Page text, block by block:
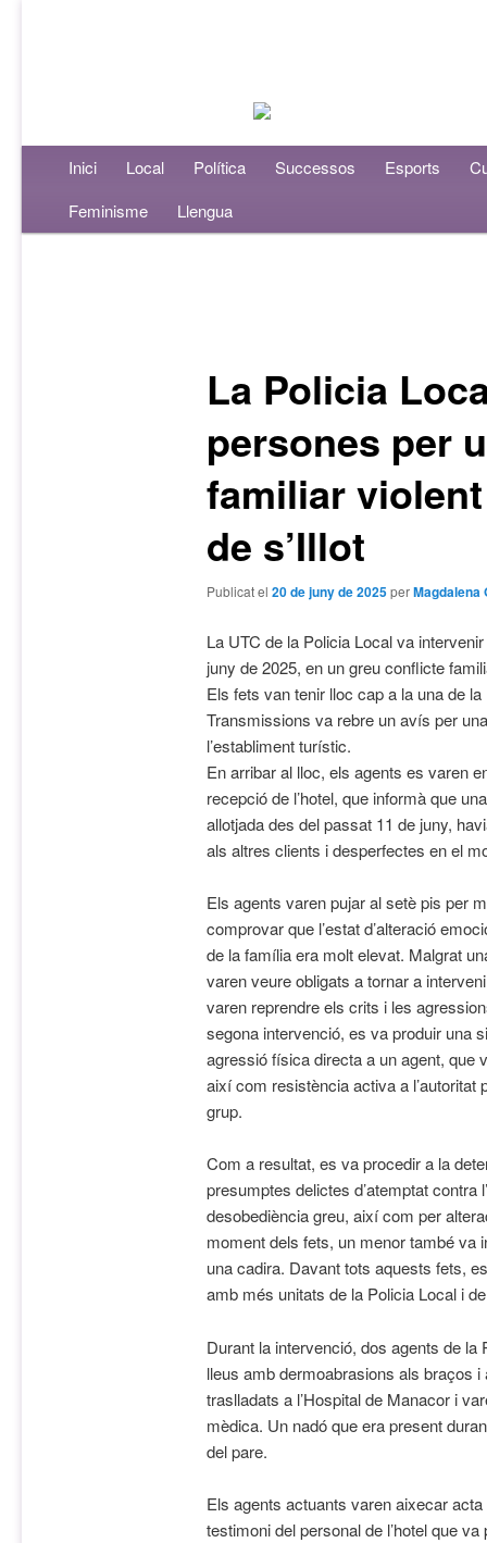
Menú principalAneu al contingut principal
Aneu al contingut secundari
Inici Local Política Successos Esports
Feminisme
Llengua
La Policia
persones per
familiar
de s’Illot
Publicat el 20 de juny de 2025perMagdalena
La UTC de la Policia Local va
juny de 2025, en un greu conflicte
Els fets van tenir lloc cap a la una de
Transmissions va rebre un avís per
l’establiment turístic.
En arribar al lloc, els agents es varen
recepció de l’hotel, que informà que
allotjada des del passat 11 de juny,
als altres clients i desperfectes en el
Els agents varen pujar al setè pis per
comprovar que l’estat d’alteració
de la família era molt elevat. Malgrat
varen veure obligats a tornar a
varen reprendre els crits i les
segona intervenció, es va produir una
agressió física directa a un agent, que
així com resistència activa a
grup.
Com a resultat, es va procedir a la
presumptes delictes d’atemptat contra
desobediència greu, així com per
moment dels fets, un menor també va
una cadira. Davant tots aquests fets,
amb més unitats de la Policia Local i
Durant la intervenció, dos agents de
lleus amb dermoabrasions als braços
traslladats a l’Hospital de Manacor i
mèdica. Un nadó que era present
del pare.
Els agents actuants varen aixecar
testimoni del personal de l’hotel que